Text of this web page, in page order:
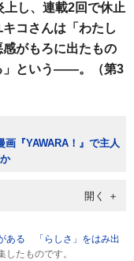
し、連載2回で休止
コさんは「わたし
がもろに出たもの
」という――。（第3
『YAWARA！』で主人
ある 「らしさ」をはみ出
したものです。